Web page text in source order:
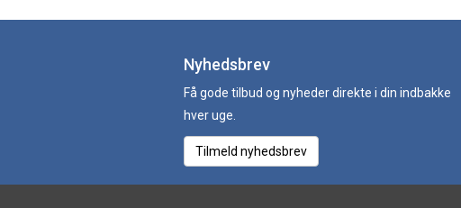
Nyhedsbrev
Få gode tilbud og nyheder direkte i din indbakke
hver uge.
Tilmeld nyhedsbrev